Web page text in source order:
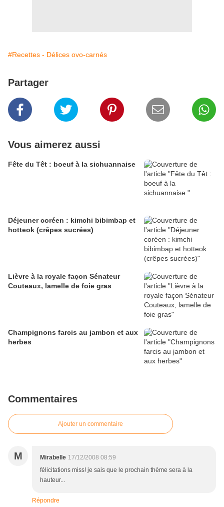
#Recettes - Délices ovo-carnés
Partager
Vous aimerez aussi
Fête du Têt : boeuf à la sichuannaise
Déjeuner coréen : kimchi bibimbap et
hotteok (crêpes sucrées)
Lièvre à la royale façon Sénateur
Couteaux, lamelle de foie gras
Champignons farcis au jambon et aux
herbes
Commentaires
Ajouter un commentaire
M Mirabelle 17/12/2008 08:59
félicitations miss! je sais que le prochain thème sera à la
hauteur...
Répondre